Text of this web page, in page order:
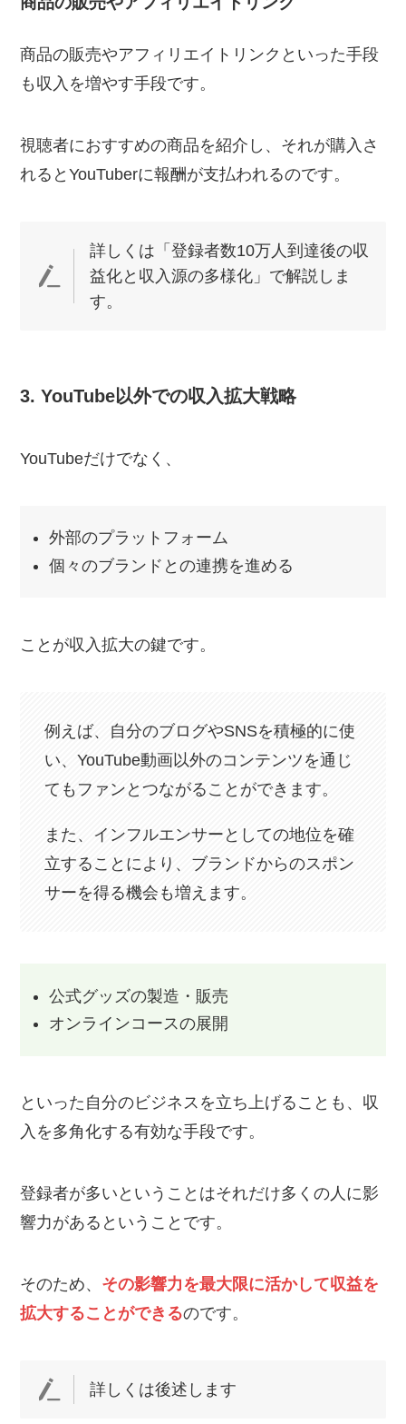
商品の販売やアフィリエイトリンクといった手段
も収入を増やす手段です。
視聴者におすすめの商品を紹介し、それが購入さ
れるとYouTuberに報酬が支払われるのです。
詳しくは「登録者数10万人到達後の収
益化と収入源の多様化」で解説しま
す。
3. YouTube以外での収入拡大戦略
YouTubeだけでなく、
外部のプラットフォーム
個々のブランドとの連携を進める
ことが収入拡大の鍵です。
例えば、自分のブログやSNSを積極的に使
い、YouTube動画以外のコンテンツを通じ
てもファンとつながることができます。
また、インフルエンサーとしての地位を確
立することにより、ブランドからのスポン
サーを得る機会も増えます。
公式グッズの製造・販売
オンラインコースの展開
といった自分のビジネスを立ち上げることも、収
入を多角化する有効な手段です。
登録者が多いということはそれだけ多くの人に影
響力があるということです。
そのため、 その影響力を最大限に活かして収益を
拡大することができるのです。
詳しくは後述します